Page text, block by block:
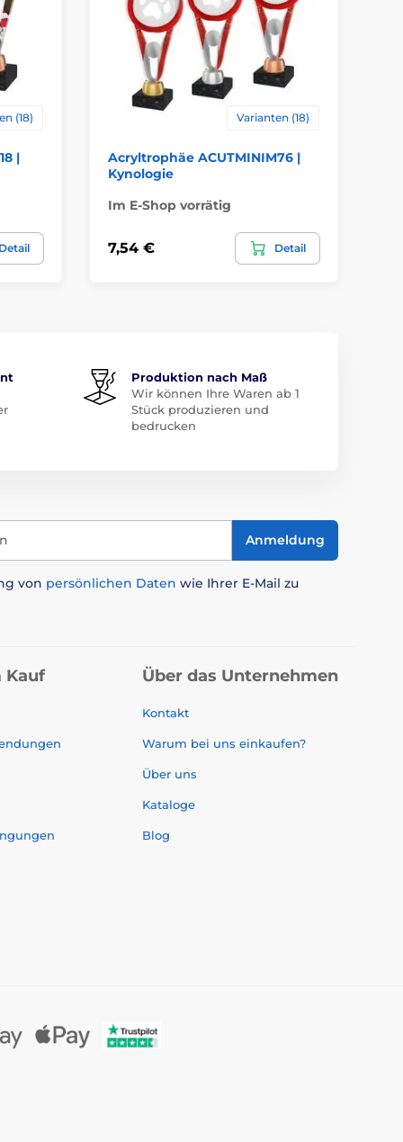
(18)
|
Varianten (18)
Acryltrophäe ACUTMINIM76 |
Kynologie
Im E-Shop vorrätig
7,54 € Detail
Produktion nach Maß
Wir können Ihre Waren ab 1
Stück produzieren und
bedrucken
Anmeldung
von persönlichen Daten wie Ihrer E-Mail zu
Kauf Über das Unternehmen
Kontakt
Warum bei uns einkaufen?
Über uns
Kataloge
Blog